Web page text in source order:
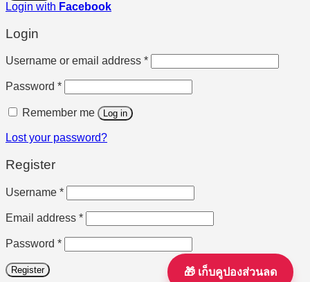
🎁 เก็บคูปองส่วนลด
Login with Facebook
Login
Username or email address *Required
Password *Required
Remember me Log in
Lost your password?
Register
Username *Required
Email address *Required
Password *Required
Register